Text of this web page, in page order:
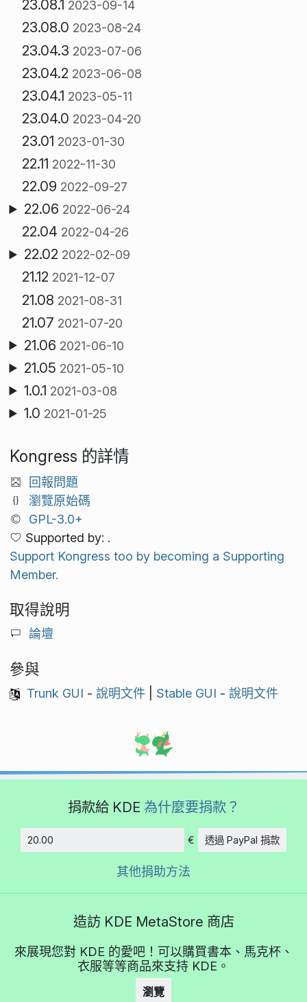
23.08.1 2023-09-14
23.08.0 2023-08-24
23.04.3 2023-07-06
23.04.2 2023-06-08
23.04.1 2023-05-11
23.04.0 2023-04-20
23.01 2023-01-30
22.11 2022-11-30
22.09 2022-09-27
22.06 2022-06-24
22.04 2022-04-26
22.02 2022-02-09
21.12 2021-12-07
21.08 2021-08-31
21.07 2021-07-20
21.06 2021-06-10
21.05 2021-05-10
1.0.1 2021-03-08
1.0 2021-01-25
Kongress 的詳情
回報問題
瀏覽原始碼
GPL-3.0+
Supported by: .
Support Kongress too by becoming a Supporting
Member.
取得說明
論壇
參與
Trunk GUI - 說明文件| Stable GUI - 說明文件
捐款給 KDE 為什麼要捐款？
€ 透過 PayPal 捐款
其他捐助方法
造訪 KDE MetaStore 商店
來展現您對 KDE 的愛吧！可以購買書本、馬克杯、
衣服等等商品來支持 KDE。
瀏覽